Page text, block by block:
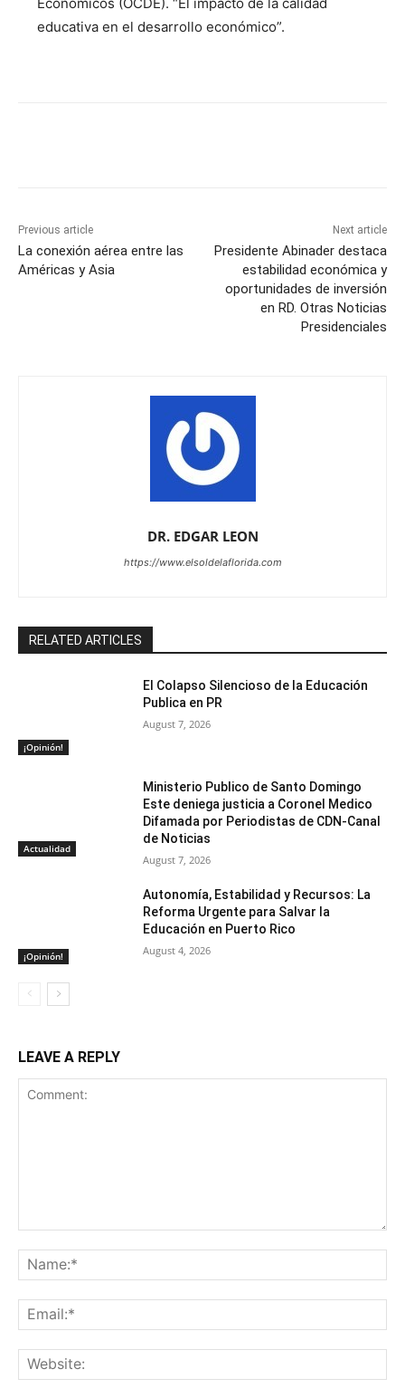
educativa en el desarrollo económico”.
Previous article
La conexión aérea entre las
Américas y Asia
Next article
Presidente Abinader destaca
estabilidad económica y
oportunidades de inversión
en RD. Otras Noticias
Presidenciales
DR. EDGAR LEON
https://www.elsoldelaflorida.com
RELATED ARTICLES
¡Opinión!
El Colapso Silencioso de la Educación
Publica en PR
August 7, 2026
Actualidad
Ministerio Publico de Santo Domingo
Este deniega justicia a Coronel Medico
Difamada por Periodistas de CDN-Canal
de Noticias
August 7, 2026
¡Opinión!
Autonomía, Estabilidad y Recursos: La
Reforma Urgente para Salvar la
Educación en Puerto Rico
August 4, 2026
LEAVE A REPLY